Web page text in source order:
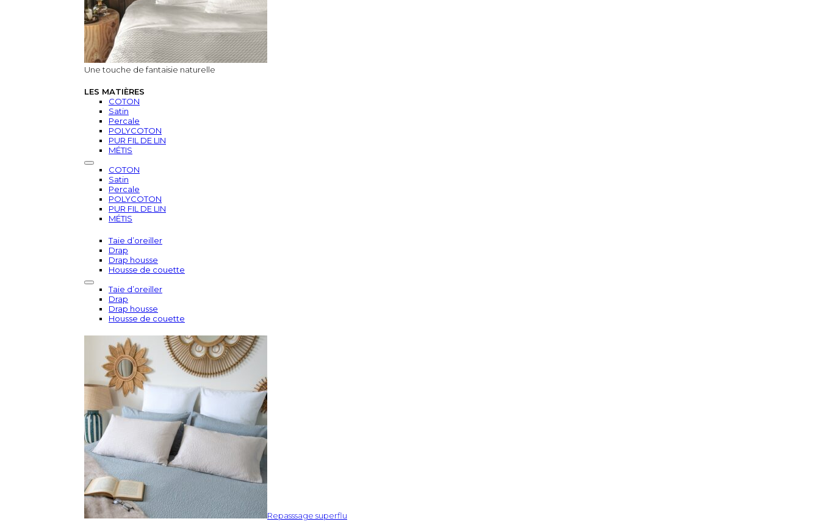
Une touche de fantaisie naturelle
LES MATIÈRES
COTON
Satin
Percale
POLYCOTON
PUR FIL DE LIN
MÉTIS
COTON
Satin
Percale
POLYCOTON
PUR FIL DE LIN
MÉTIS
Taie d’oreiller
Drap
Drap housse
Housse de couette
Taie d’oreiller
Drap
Drap housse
Housse de couette
Repasssage superflu